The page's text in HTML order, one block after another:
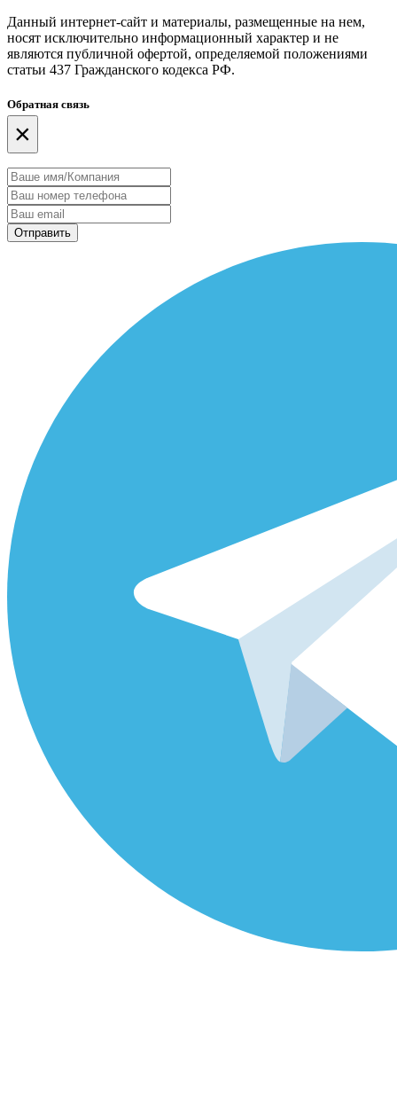
Данный интернет-сайт и материалы, размещенные на нем,
носят исключительно информационный характер и не
являются публичной офертой, определяемой положениями
статьи 437 Гражданского кодекса РФ.
Обратная связь
×
Отправить